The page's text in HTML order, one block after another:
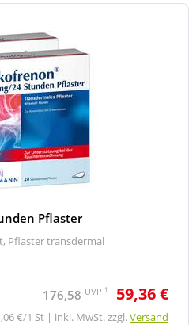
Pflaster
Pflaster transdermal
176,58 UVP 1 59,36 €
€/1 St | inkl. MwSt. zzgl.Versand